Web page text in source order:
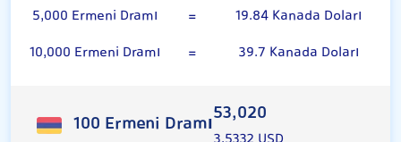
5,000 Ermeni Dramı
=
19.84 Kanada Doları
10,000 Ermeni Dramı
= 39.7 Kanada Doları
100 Ermeni Dramı53,020